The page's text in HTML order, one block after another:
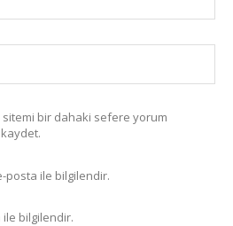
sitemi bir dahaki sefere yorum
posta ile bilgilendir.
ile bilgilendir.